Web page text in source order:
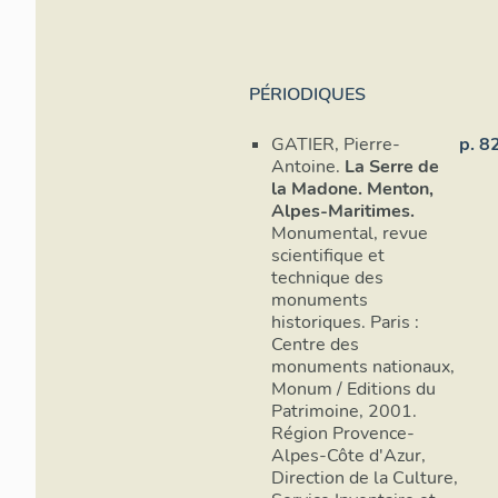
Le portail
former un
il a été
voie
jaune, en
PÉRIODIQUES
GATIER, Pierre-
Antoine. La Serre de
la Madone. Menton,
Alpes-Maritimes.
Monumental, revue
scientifique et
technique des
monuments
historiques. Paris :
Centre des
monuments nationaux,
Monum / Editions du
Patrimoine, 2001.
Région Provence-
Alpes-Côte d'Azur,
Direction de la Culture,
p.